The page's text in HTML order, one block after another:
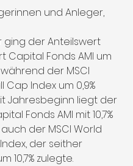
und Anleger,
ging der Anteilswert
Capital Fonds AMI um
während der MSCI
Cap Index um 0,9%
Jahresbeginn liegt der
Fonds AMI mit 10,7%
auch der MSCI World
der seither
10,7% zulegte.